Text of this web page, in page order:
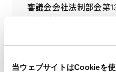
当ウェブサイトはCookieを
審議会会社法制部会
2026.06.08